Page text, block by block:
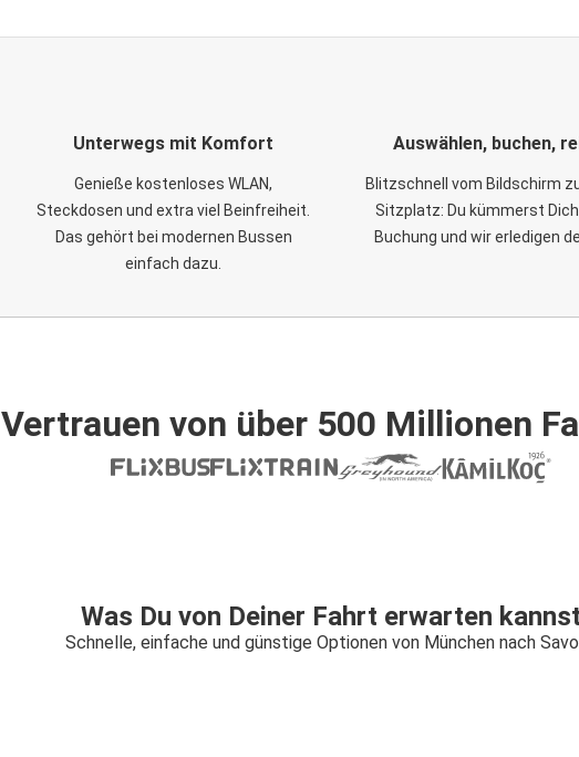
Unterwegs mit Komfort
Genieße kostenloses WLAN,
Steckdosen und extra viel Beinfreiheit.
Das gehört bei modernen Bussen
einfach dazu.
Auswählen, buchen,
Blitzschnell vom Bildschirm
Sitzplatz: Du kümmerst
Buchung und wir erledigen
von über 500 Millionen
Was Du von Deiner Fahrt erwarten kannst
Schnelle, einfache und günstige Optionen von München nach